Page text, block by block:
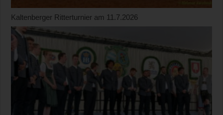
Kaltenberger Ritterturnier am 11.7.2026